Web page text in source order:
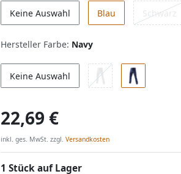
Keine Auswahl Blau Schwarz
Hersteller Farbe: Navy
Keine Auswahl
22,69 €
inkl. ges. MwSt. zzgl. Versandkosten
1 Stück auf Lager